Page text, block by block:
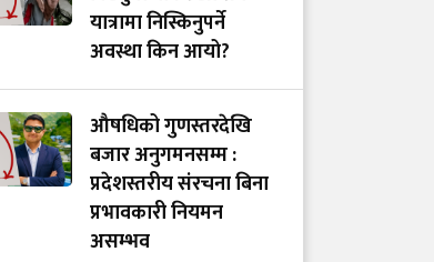
यात्रामा निस्किनुपर्ने
अवस्था किन आयो?
औषधिको गुणस्तरदेखि
बजार अनुगमनसम्म :
प्रदेशस्तरीय संरचना बिना
प्रभावकारी नियमन
असम्भव